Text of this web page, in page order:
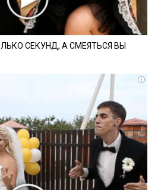
СЕКУНД, А СМЕЯТЬСЯ ВЫ
i